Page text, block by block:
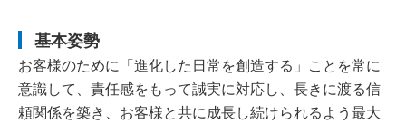
基本姿勢
お客様のために「進化した日常を創造する」ことを常に
意識して、責任感をもって誠実に対応し、長きに渡る信
頼関係を築き、お客様と共に成長し続けられるよう最大